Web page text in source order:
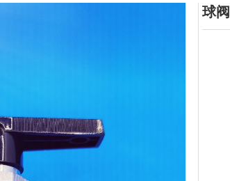
球阀